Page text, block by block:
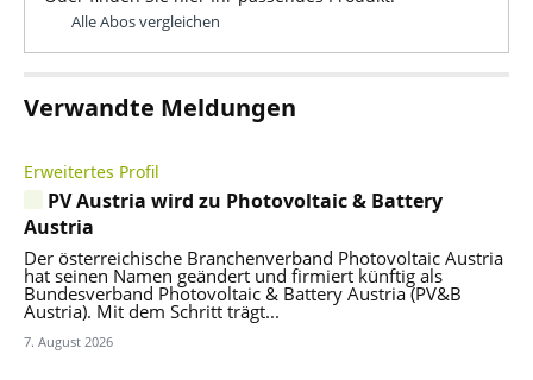
Alle Abos vergleichen
Verwandte Meldungen
Erweitertes Profil
PV Austria wird zu Photovoltaic & Battery
Austria
Der österreichische Branchenverband Photovoltaic Austria
hat seinen Namen geändert und firmiert künftig als
Bundesverband Photovoltaic & Battery Austria (PV&B
Austria). Mit dem Schritt trägt...
7. August 2026